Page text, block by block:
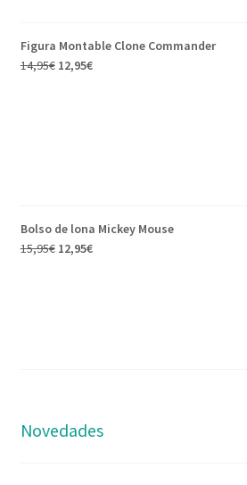
Figura Montable Clone Commander
14,95€ 12,95€
Bolso de lona Mickey Mouse
15,95€ 12,95€
Novedades